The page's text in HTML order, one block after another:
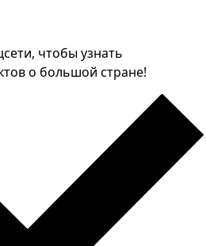
чтобы узнать
о большой стране!